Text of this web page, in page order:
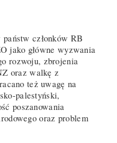
członków RB
jako główne wyzwania
rozwoju, zbrojenia
oraz walkę z
też uwagę na
palestyński,
poszanowania
oraz problem